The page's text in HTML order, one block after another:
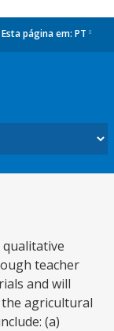
Esta página em: PT
teacher
and will
agricultural
(a)